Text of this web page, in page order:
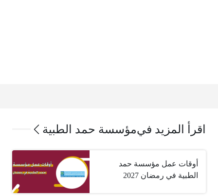
اقرأ المزيد فيمؤسسة حمد الطبية
أوقات عمل مؤسسة حمد
الطبية في رمضان 2027